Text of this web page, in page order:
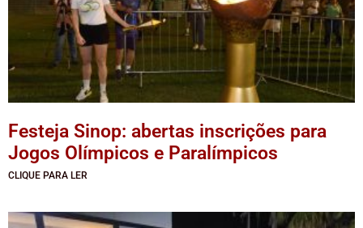
Festeja Sinop: abertas inscrições para
Jogos Olímpicos e Paralímpicos
CLIQUE PARA LER